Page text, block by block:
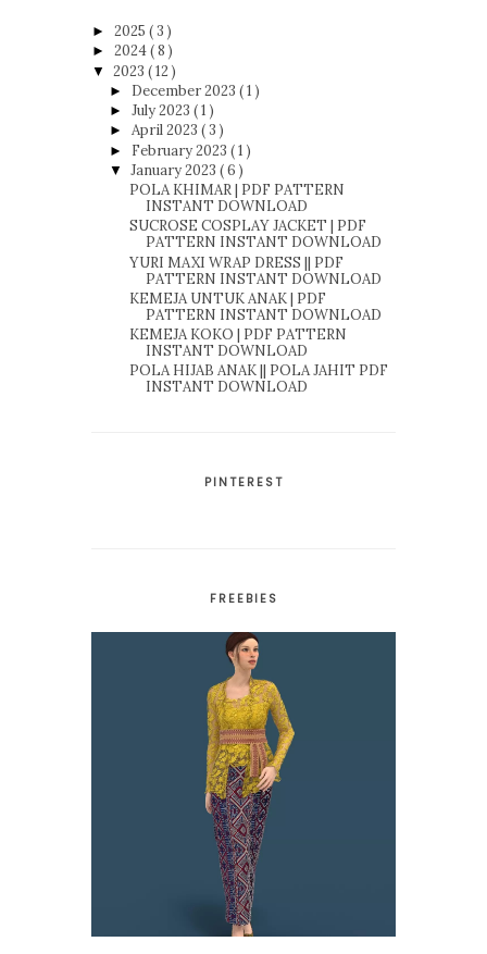
► 2025 ( 3 )
► 2024( 8 )
▼ 2023 ( 12 )
► December 2023 ( 1 )
► July 2023 ( 1 )
► April 2023 ( 3 )
► February 2023 ( 1 )
▼ January 2023 ( 6 )
POLA KHIMAR | PDF PATTERN
INSTANT DOWNLOAD
SUCROSE COSPLAY JACKET | PDF
PATTERN INSTANT DOWNLOAD
YURI MAXI WRAP DRESS || PDF
PATTERN INSTANT DOWNLOAD
KEMEJA UNTUK ANAK | PDF
PATTERN INSTANT DOWNLOAD
KEMEJA KOKO | PDF PATTERN
INSTANT DOWNLOAD
POLA HIJAB ANAK || POLA JAHIT PDF
INSTANT DOWNLOAD
PINTEREST
FREEBIES